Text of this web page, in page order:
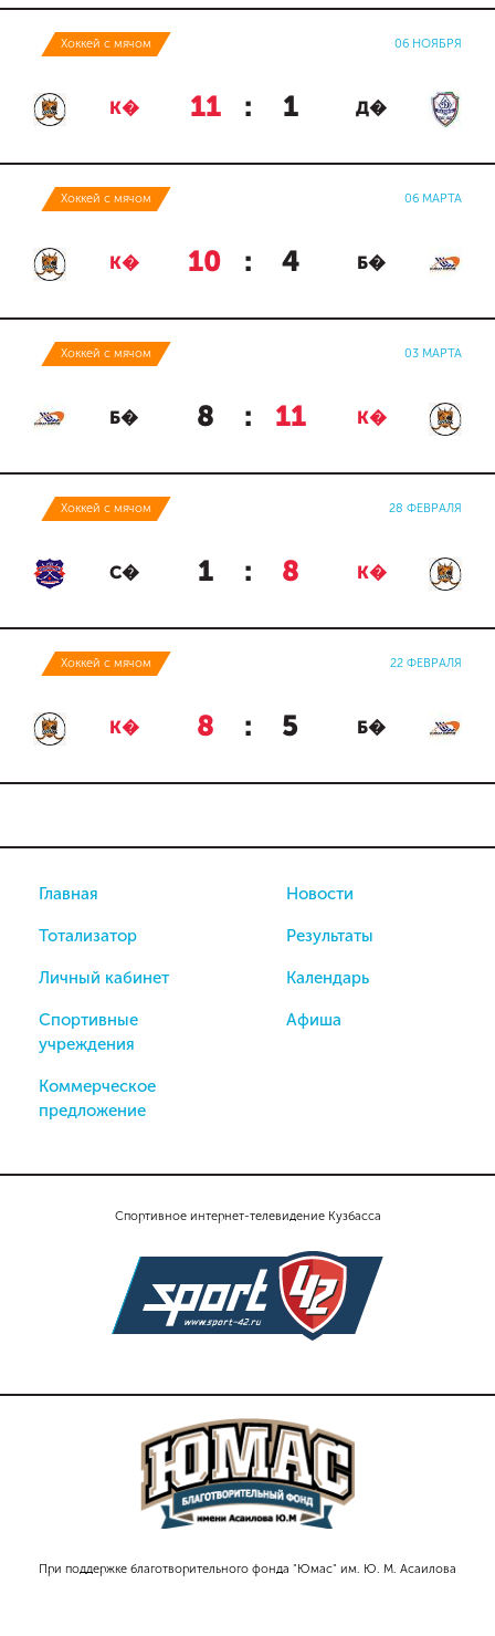
Хоккей с мячом 06 НОЯБРЯ
К� 11 : 1 Д�
Хоккей с мячом 06 МАРТА
К� 10 : 4 Б�
Хоккей с мячом 03 МАРТА
Б� 8 : 11 К�
Хоккей с мячом 28 ФЕВРАЛЯ
С� 1 : 8 К�
Хоккей с мячом 22 ФЕВРАЛЯ
К� 8 : 5 Б�
Спортивное интернет-телевидение Кузбасса
При поддержке благотворительного фонда "Юмас" им. Ю. М. Асаилова
Главная
Тотализатор
Личный кабинет
Спортивные
учреждения
Коммерческое
предложение
Новости
Результаты
Календарь
Афиша